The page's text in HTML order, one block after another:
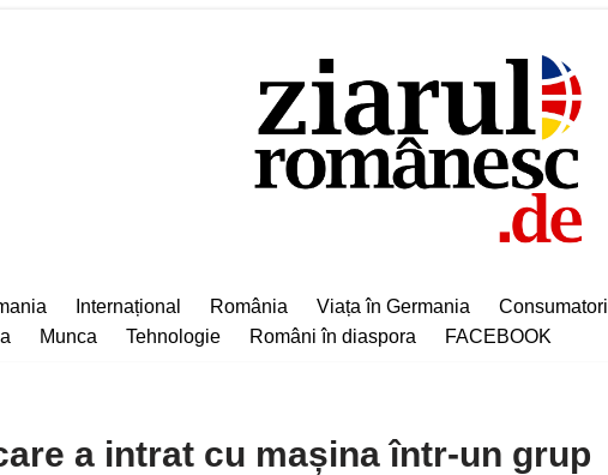
Internațional România Viața în Germania Consumatori
Munca Tehnologie Români în diaspora FACEBOOK
a intrat cu mașina într-un grup